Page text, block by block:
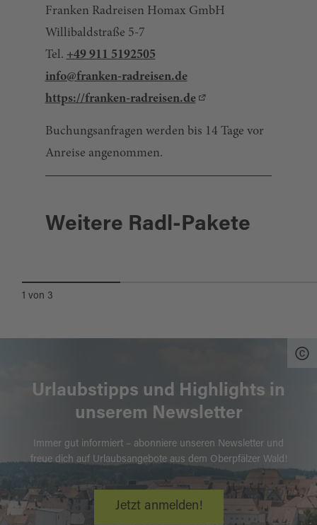
Ausgangspunkt Wernberg-Köblitz
erreichst.
Franken Radreisen Homax GmbH
Willibaldstraße 5-7
Tel. +49 911 5192505
info@franken-radreisen.de
https://franken-radreisen.de
Buchungsanfragen werden bis 14 Tage vor
Anreise angenommen.
Weitere Radl-Pakete
OBERPFÄLZER RADL-WELT
1 von 3
Urlaubstipps und Highlights in
unserem Newsletter
Immer gut informiert – abonniere unseren Newsletter und
freue dich auf Urlaubsangebote aus dem Oberpfälzer Wald!
Jetzt anmelden!